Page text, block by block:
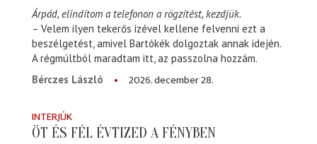
Árpád, elindítom a telefonon a rögzítést, kezdjük.
– Velem ilyen tekerős izével kellene felvenni ezt a
beszélgetést, amivel Bartókék dolgoztak annak idején.
A régmúltból maradtam itt, az passzolna hozzám.
Bérczes László
2026. december 28.
INTERJÚK
ÖT ÉS FÉL ÉVTIZED A FÉNYBEN